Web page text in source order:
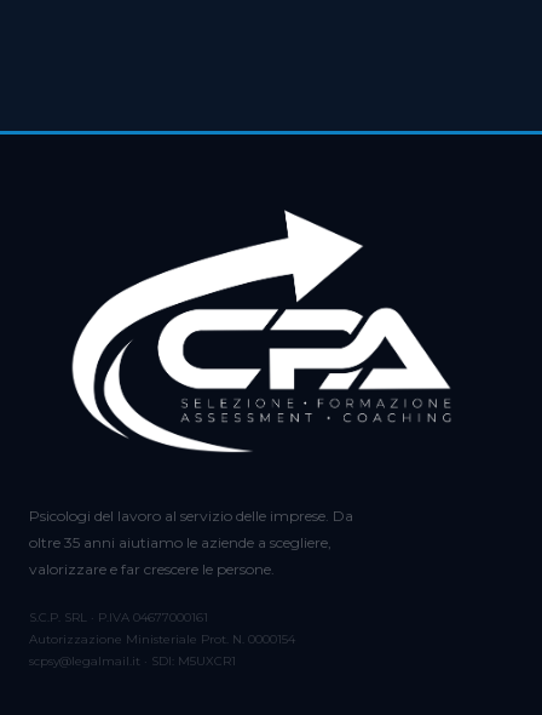
Psicologi del lavoro al servizio delle imprese. Da
oltre 35 anni aiutiamo le aziende a scegliere,
valorizzare e far crescere le persone.
S.C.P. SRL · P.IVA 04677000161
Autorizzazione Ministeriale Prot. N. 0000154
scpsy@legalmail.it · SDI: M5UXCR1